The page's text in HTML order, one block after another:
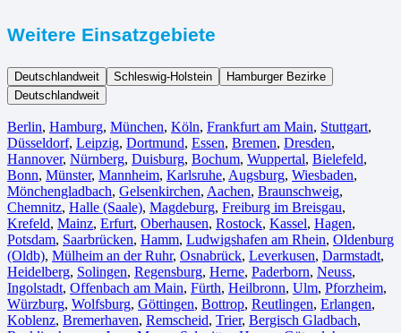
Weitere Einsatzgebiete
Deutschlandweit Schleswig-Holstein
Hamburger Bezirke
Deutschlandweit
Berlin⁠, Hamburg, München, Köln⁠, Frankfurt am Main, Stuttgart,
Düsseldorf, Leipzig, Dortmund, Essen, Bremen, Dresden,
Hannover, Nürnberg, Duisburg⁠, Bochum, Wuppertal⁠, Bielefeld⁠,
Bonn⁠, Münster⁠, Mannheim, Karlsruhe, Augsburg, Wiesbaden⁠,
Mönchengladbach⁠, Gelsenkirchen⁠, Aachen⁠, Braunschweig,
Chemnitz⁠, Halle (Saale)⁠, Magdeburg, Freiburg im Breisgau⁠,
Krefeld⁠, Mainz⁠, Erfurt, Oberhausen⁠, Rostock⁠, Kassel⁠, Hagen,
Potsdam, Saarbrücken⁠, Hamm, Ludwigshafen am Rhein⁠, Oldenburg
(Oldb), Mülheim an der Ruhr, Osnabrück⁠, Leverkusen, Darmstadt⁠,
Heidelberg, Solingen, Regensburg, Herne⁠, Paderborn, Neuss,
Ingolstadt, Offenbach am Main, Fürth⁠, Heilbronn, Ulm⁠, Pforzheim,
Würzburg, Wolfsburg⁠, Göttingen, Bottrop, Reutlingen, Erlangen⁠,
Koblenz, Bremerhaven⁠, Remscheid, Trier⁠, Bergisch Gladbach,